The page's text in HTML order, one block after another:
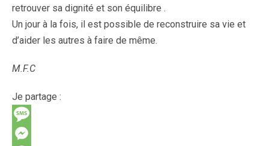
retrouver sa dignité et son équilibre .
Un jour à la fois, il est possible de reconstruire sa vie et
d’aider les autres à faire de même.
M.F.C
Je partage :
M